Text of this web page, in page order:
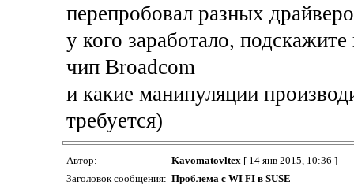
перепробовал разных
у кого заработало,
чип Broadcom
и какие манипуляции
требуется)
Автор: Kavomatovltex [ 14 янв 2015, 10:36 ]
Заголовок сообщения: Проблема с WI FI в SUSE